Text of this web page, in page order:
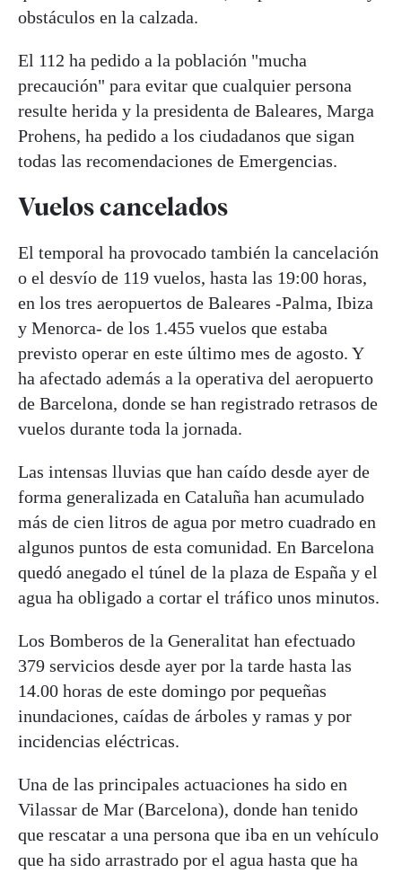
obstáculos en la calzada.
El 112 ha pedido a la población "mucha
precaución" para evitar que cualquier persona
resulte herida y la presidenta de Baleares, Marga
Prohens, ha pedido a los ciudadanos que sigan
todas las recomendaciones de Emergencias.
Vuelos cancelados
El temporal ha provocado también la cancelación
o el desvío de 119 vuelos, hasta las 19:00 horas,
en los tres aeropuertos de Baleares -Palma, Ibiza
y Menorca- de los 1.455 vuelos que estaba
previsto operar en este último mes de agosto. Y
ha afectado además a la operativa del aeropuerto
de Barcelona, donde se han registrado retrasos de
vuelos durante toda la jornada.
Las intensas lluvias que han caído desde ayer de
forma generalizada en Cataluña han acumulado
más de cien litros de agua por metro cuadrado en
algunos puntos de esta comunidad. En Barcelona
quedó anegado el túnel de la plaza de España y el
agua ha obligado a cortar el tráfico unos minutos.
Los Bomberos de la Generalitat han efectuado
379 servicios desde ayer por la tarde hasta las
14.00 horas de este domingo por pequeñas
inundaciones, caídas de árboles y ramas y por
incidencias eléctricas.
Una de las principales actuaciones ha sido en
Vilassar de Mar (Barcelona), donde han tenido
que rescatar a una persona que iba en un vehículo
que ha sido arrastrado por el agua hasta que ha